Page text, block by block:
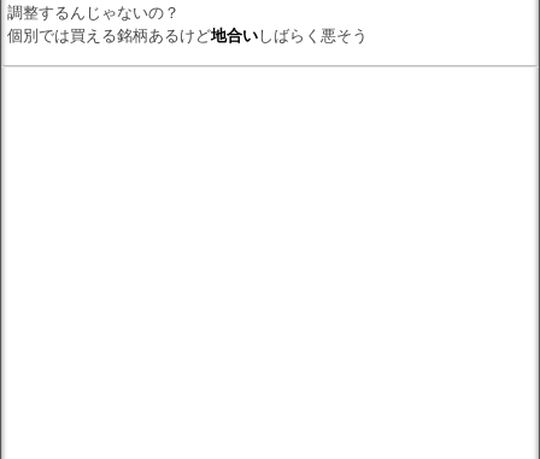
調整するんじゃないの？
個別では買える銘柄あるけど地合いしばらく悪そう